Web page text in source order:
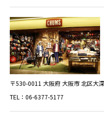
〒530-0011 大阪府 大阪市 北区大
TEL：06-6377-5177